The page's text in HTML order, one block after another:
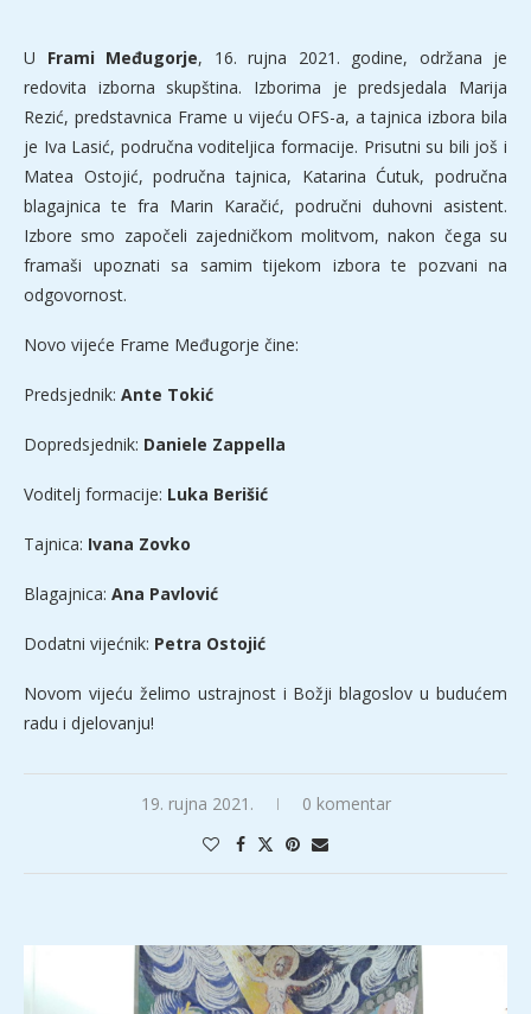
U Frami Međugorje, 16. rujna 2021. godine, održana je
redovita izborna skupština. Izborima je predsjedala Marija
Rezić, predstavnica Frame u vijeću OFS-a, a tajnica izbora bila
je Iva Lasić, područna voditeljica formacije. Prisutni su bili još i
Matea Ostojić, područna tajnica, Katarina Ćutuk, područna
blagajnica te fra Marin Karačić, područni duhovni asistent.
Izbore smo započeli zajedničkom molitvom, nakon čega su
framaši upoznati sa samim tijekom izbora te pozvani na
odgovornost.
Novo vijeće Frame Međugorje čine:
Predsjednik: Ante Tokić
Dopredsjednik: Daniele Zappella
Voditelj formacije: Luka Berišić
Tajnica: Ivana Zovko
Blagajnica: Ana Pavlović
Dodatni vijećnik: Petra Ostojić
Novom vijeću želimo ustrajnost i Božji blagoslov u budućem
radu i djelovanju!
19. rujna 2021. 0 komentar